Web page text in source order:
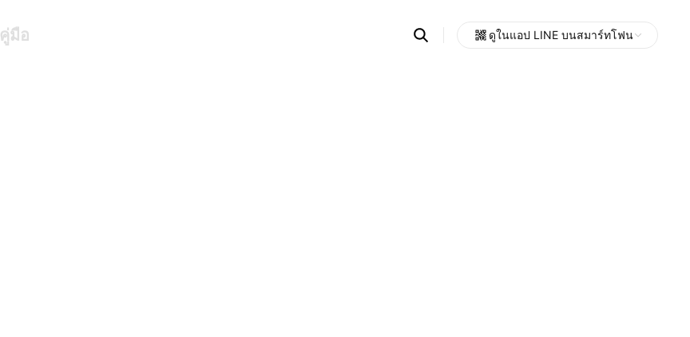
คู่มือ Search
OpenChatsดูในแอป LINE บนสมาร์ทโฟน